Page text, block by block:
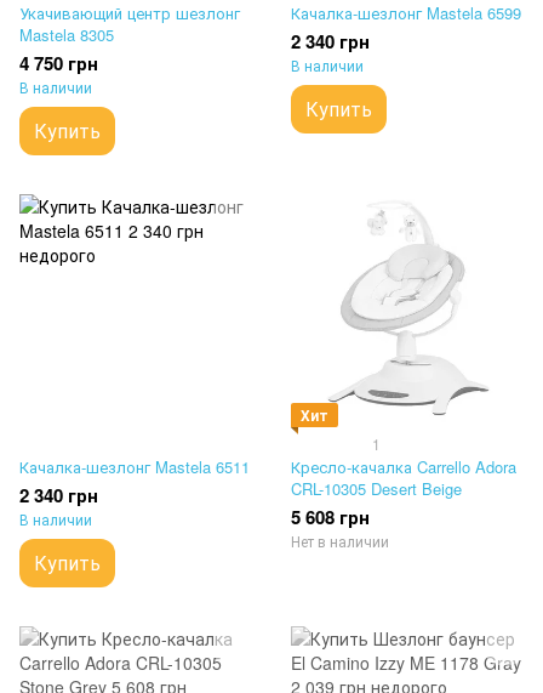
Укачивающий центр шезлонг
Mastela 8305
4 750 грн
В наличии
Купить
Качалка-шезлонг Mastela 6599
2 340 грн
В наличии
Купить
Качалка-шезлонг Mastela 6511
2 340 грн
В наличии
Купить
Хит
1
Кресло-качалка Carrello Adora
CRL-10305 Desert Beige
5 608 грн
Нет в наличии